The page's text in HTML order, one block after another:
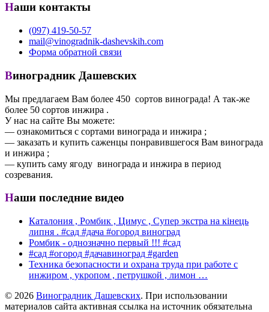
Наши контакты
(097) 419-50-57
mail@vinogradnik-dashevskih.com
Форма обратной связи
Виноградник Дашевских
Мы предлагаем Вам более 450 сортов винограда! А так-же
более 50 сортов инжира .
У нас на сайте Вы можете:
— ознакомиться с сортами винограда и инжира ;
— заказать и купить саженцы понравившегося Вам винограда
и инжира ;
— купить саму ягоду винограда и инжира в период
созревания.
Наши последние видео
Каталония , Ромбик , Цимус , Супер экстра на кінець
липня . #сад #дача #огород виноград
Ромбик - однозначно первый !!! #сад
#сад #огород #дачавиноград #garden
Техника безопасности и охрана труда при работе с
инжиром , укропом , петрушкой , лимон …
© 2026 Виноградник Дашевских. При использовании
материалов сайта активная ссылка на источник обязательна